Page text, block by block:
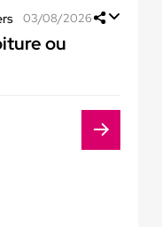
03/08/2026
ou